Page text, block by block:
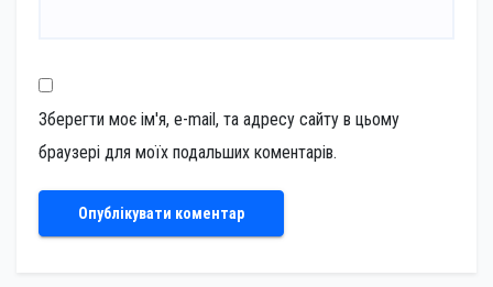
Зберегти моє ім'я, e-mail, та адресу сайту в цьому
браузері для моїх подальших коментарів.